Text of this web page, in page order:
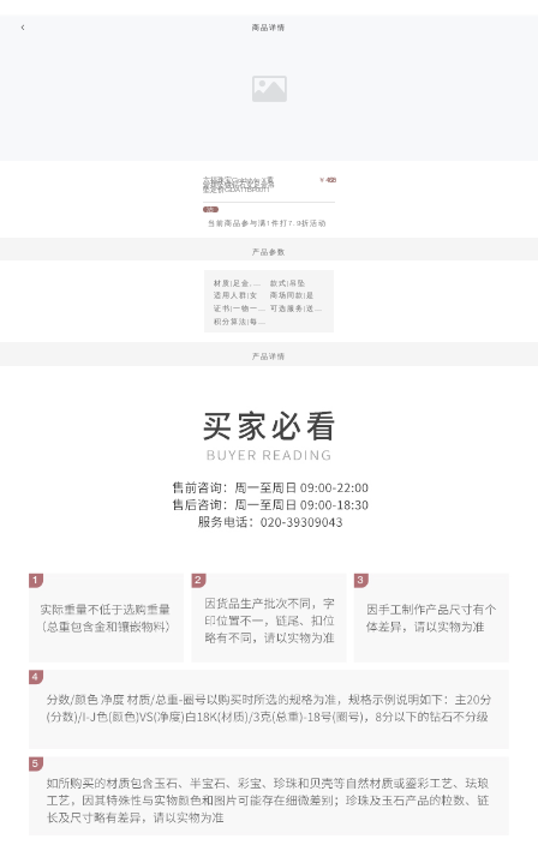
商品详情
六福珠宝Goldstyle·X黄
金挂坠镶钻石女足金吊
坠定价GDA1TBP0011
￥4628
活
当前商品参与满1件打7.9折活动
产品参数
材质|足金,天
然钻石
款式|吊坠
适用人群|女
商场同款|是
证书|一物一证
(详情咨询客
可选服务|送贺
积分算法|每实
产品详情